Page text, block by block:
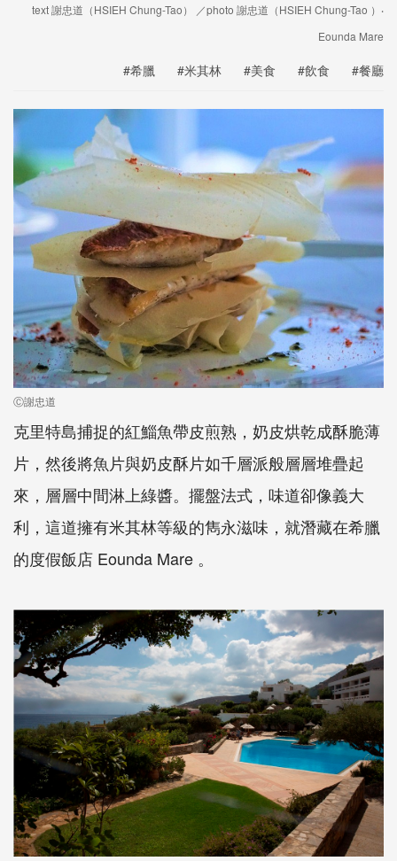
text 謝忠道（HSIEH Chung-Tao） ／photo 謝忠道（HSIEH Chung-Tao ）‧
Eounda Mare
#希臘 #米其林 #美食 #飲食 #餐廳
Ⓒ謝忠道
克里特島捕捉的紅鯔魚帶皮煎熟，奶皮烘乾成酥脆薄
片，然後將魚片與奶皮酥片如千層派般層層堆疊起
來，層層中間淋上綠醬。擺盤法式，味道卻像義大
利，這道擁有米其林等級的雋永滋味，就潛藏在希臘
的度假飯店 Eounda Mare 。